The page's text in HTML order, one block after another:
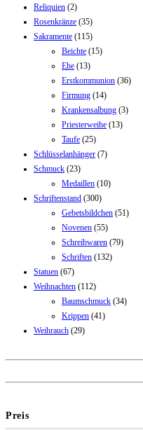
Reliquien (2)
Rosenkränze (35)
Sakramente (115)
Beichte (15)
Ehe (13)
Erstkommunion (36)
Firmung (14)
Krankensalbung (3)
Priesterweihe (13)
Taufe (25)
Schlüsselanhänger (7)
Schmuck (23)
Medaillen (10)
Schriftenstand (300)
Gebetsbildchen (51)
Novenen (55)
Schreibwaren (79)
Schriften (132)
Statuen (67)
Weihnachten (112)
Baumschmuck (34)
Krippen (41)
Weihrauch (29)
Preis